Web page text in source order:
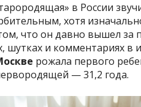
в России
хотя
что он давно вышел
шутках и комментариях в
рожала первого
— 31,2 года.